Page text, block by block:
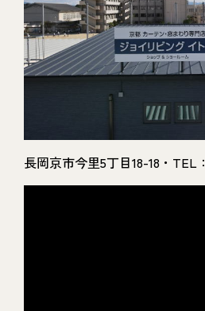
長岡京市今里5丁目18-18・TEL：